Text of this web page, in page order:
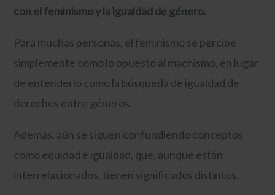
con el feminismo y la igualdad de género.
Para muchas personas, el feminismo se percibe
simplemente como lo opuesto al machismo, en lugar
de entenderlo como la búsqueda de igualdad de
derechos entre géneros.
Además, aún se siguen confundiendo conceptos
como equidad e igualdad, que, aunque están
interrelacionados, tienen significados distintos.